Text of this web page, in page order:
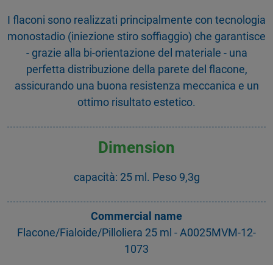
I flaconi sono realizzati principalmente con tecnologia
monostadio (iniezione stiro soffiaggio) che garantisce
- grazie alla bi-orientazione del materiale - una
perfetta distribuzione della parete del flacone,
assicurando una buona resistenza meccanica e un
ottimo risultato estetico.
Dimension
capacità: 25 ml. Peso 9,3g
Commercial name
Flacone/Fialoide/Pilloliera 25 ml - A0025MVM-12-
1073